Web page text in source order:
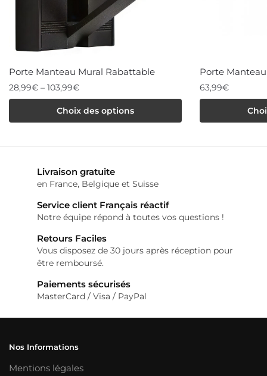
Porte Manteau Mural Rabattable
28,99€ – 103,99€
Choix des options
produit
variations.
options
choisies
page
produit
Porte
63,99€
produit
options
être
page
Livraison gratuite
en France, Belgique et Suisse
Service client Français réactif
Notre équipe répond à toutes vos questions !
Retours Faciles
Vous disposez de 30 jours après réception pour
être remboursé.
Paiements sécurisés
MasterCard / Visa / PayPal
Nos Informations
Mentions légales